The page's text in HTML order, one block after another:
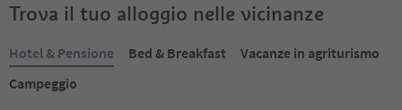
Trova il tuo alloggio nelle vicinanze
Hotel & Pensione Bed & Breakfast
Vacanze in agriturismo
Campeggio